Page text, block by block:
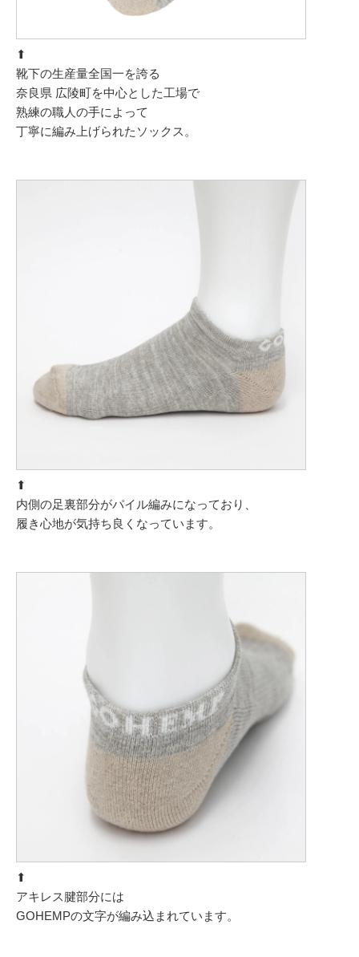
⬆︎
靴下の生産量全国一を誇る
奈良県 広陵町を中心とした工場で
熟練の職人の手によって
丁寧に編み上げられたソックス。
⬆︎
内側の足裏部分がパイル編みになっており、
履き心地が気持ち良くなっています。
⬆︎
アキレス腱部分には
GOHEMPの文字が編み込まれています。